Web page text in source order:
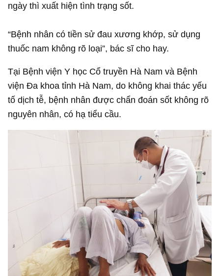
ngày thì xuất hiện tình trạng sốt.
“Bệnh nhân có tiền sử đau xương khớp, sử dụng
thuốc nam không rõ loại”, bác sĩ cho hay.
Tại Bệnh viện Y học Cổ truyền Hà Nam và Bệnh
viện Đa khoa tỉnh Hà Nam, do không khai thác yếu
tố dịch tễ, bệnh nhân được chẩn đoán sốt không rõ
nguyên nhân, có hạ tiểu cầu.